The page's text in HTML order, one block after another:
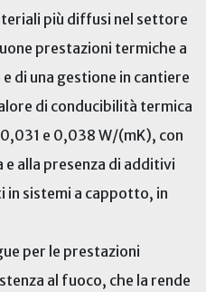
più diffusi nel settore
prestazioni termiche a
di una gestione in cantiere
di conducibilità termica
e 0,038 W/(mK), con
alla presenza di additivi
sistemi a cappotto, in
per le prestazioni
al fuoco, che la rende